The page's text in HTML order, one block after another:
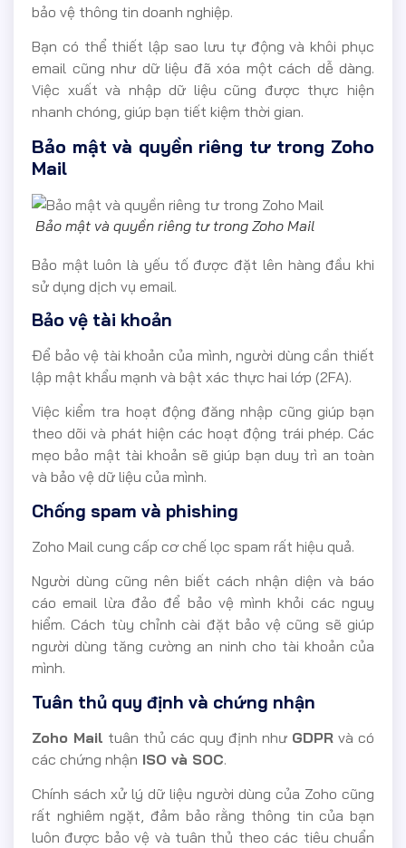
bảo vệ thông tin doanh nghiệp.
Bạn có thể thiết lập sao lưu tự động và khôi phục
email cũng như dữ liệu đã xóa một cách dễ dàng.
Việc xuất và nhập dữ liệu cũng được thực hiện
nhanh chóng, giúp bạn tiết kiệm thời gian.
Bảo mật và quyền riêng tư trong Zoho
Mail
Bảo mật và quyền riêng tư trong Zoho Mail
Bảo mật luôn là yếu tố được đặt lên hàng đầu khi
sử dụng dịch vụ email.
Bảo vệ tài khoản
Để bảo vệ tài khoản của mình, người dùng cần thiết
lập mật khẩu mạnh và bật xác thực hai lớp (2FA).
Việc kiểm tra hoạt động đăng nhập cũng giúp bạn
theo dõi và phát hiện các hoạt động trái phép. Các
mẹo bảo mật tài khoản sẽ giúp bạn duy trì an toàn
và bảo vệ dữ liệu của mình.
Chống spam và phishing
Zoho Mail cung cấp cơ chế lọc spam rất hiệu quả.
Người dùng cũng nên biết cách nhận diện và báo
cáo email lừa đảo để bảo vệ mình khỏi các nguy
hiểm. Cách tùy chỉnh cài đặt bảo vệ cũng sẽ giúp
người dùng tăng cường an ninh cho tài khoản của
mình.
Tuân thủ quy định và chứng nhận
Zoho Mail tuân thủ các quy định như GDPR và có
các chứng nhận ISO và SOC.
Chính sách xử lý dữ liệu người dùng của Zoho cũng
rất nghiêm ngặt, đảm bảo rằng thông tin của bạn
luôn được bảo vệ và tuân thủ theo các tiêu chuẩn